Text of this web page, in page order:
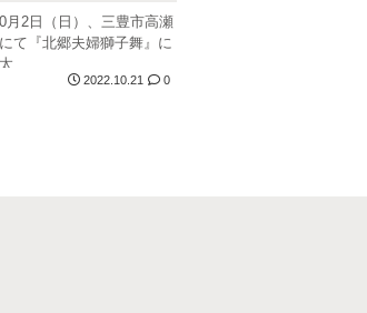
月2日（日）、三豊市高瀬
て『北郷夫婦獅子舞』に
...
2022.10.21 0